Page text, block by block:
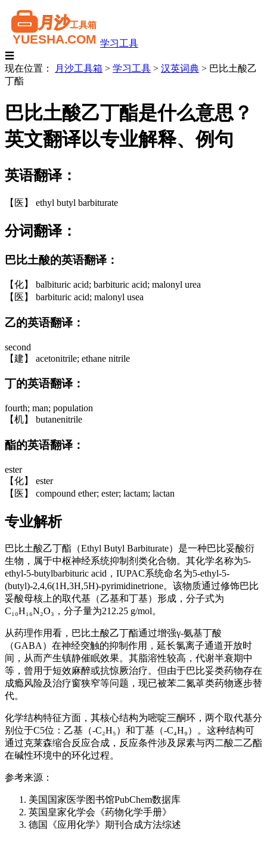
学习工具
☰
现在位置：
月沙工具箱 > 学习工具 > 汉英词典 > 巴比土酸乙
丁酯
巴比土酸乙丁酯是什么意思？
英文翻译以专业解释、例句
英语翻译：
【医】 ethyl butyl barbiturate
分词翻译：
巴比土酸的英语翻译：
【化】 balbituric acid; barbituric acid; malonyl urea
【医】 barbituric acid; malonyl usea
乙的英语翻译：
second
【建】 acetonitrile; ethane nitrile
丁的英语翻译：
fourth; man; population
【机】 butanenitrile
酯的英语翻译：
ester
【化】 ester
【医】 compound ether; ester; lactam; lactan
专业解析
巴比土酸乙丁酯（Ethyl Butyl Barbiturate）是一种巴比妥酸衍
生物，属于中枢神经系统抑制剂类化合物。其化学名称为5-
ethyl-5-butylbarbituric acid，IUPAC系统命名为5-ethyl-5-
(butyl)-2,4,6(1H,3H,5H)-pyrimidinetrione。该物质通过修饰巴比
妥酸母核上的取代基（乙基和丁基）形成，分子式为
C₁₀H₁₆N₂O₃，分子量为212.25 g/mol。
从药理作用看，巴比土酸乙丁酯通过增强γ-氨基丁酸
（GABA）在神经突触的抑制作用，延长氯离子通道开放时
间，从而产生镇静催眠效果。其脂溶性较高，代谢半衰期中
等，曾用于短效麻醉或抗惊厥治疗。但由于巴比妥类药物存在
成瘾风险及治疗窗狭窄等问题，现已被苯二氮䓬类药物逐步替
代。
化学结构特征方面，其核心结构为嘧啶三酮环，两个取代基分
别位于C5位：乙基（-C₂H₅）和丁基（-C₄H₉）。这种结构可
通过克莱森缩合反应合成，反应条件涉及尿素与丙二酸二乙酯
在碱性环境中的环化过程。
参考来源：
美国国家医学图书馆PubChem数据库
英国皇家化学会《药物化学手册》
德国《应用化学》期刊合成方法综述